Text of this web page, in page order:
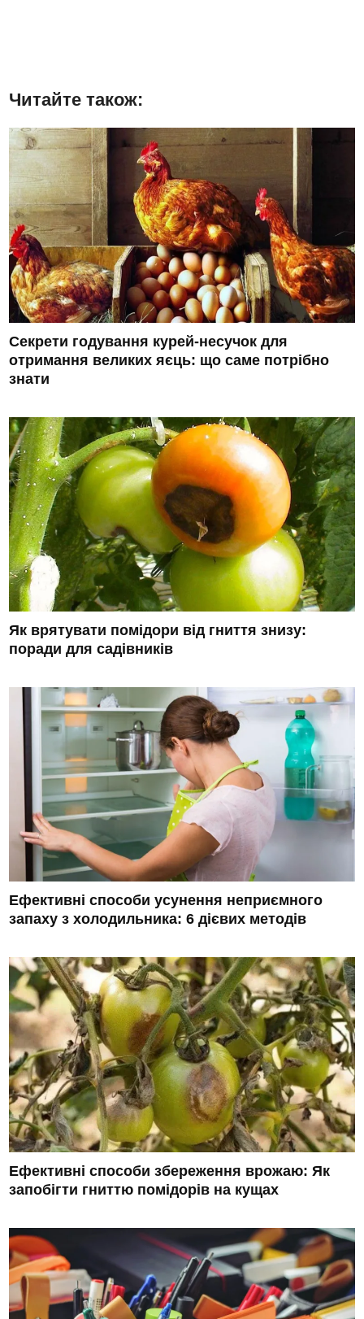
Читайте також:
Секрети годування курей-несучок для
отримання великих яєць: що саме потрібно
знати
Як врятувати помідори від гниття знизу:
поради для садівників
Ефективні способи усунення неприємного
запаху з холодильника: 6 дієвих методів
Ефективні способи збереження врожаю: Як
запобігти гниттю помідорів на кущах